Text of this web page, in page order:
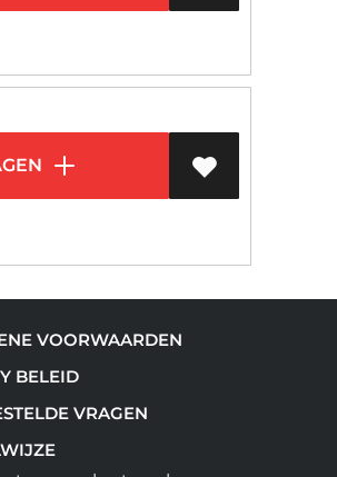
VOORWAARDEN
BELEID
VRAGEN